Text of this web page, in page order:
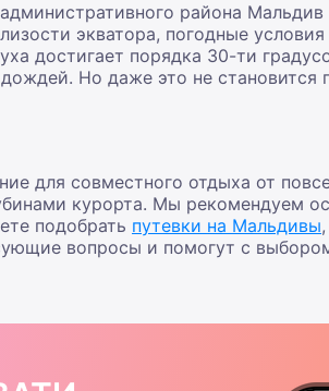
района Мальдив
экватора, погодные
достигает порядка 30-ти
Но даже это не
для совместного отдыха от
курорта. Мы рекомендуем
подобрать путевки на Мальдивы
вопросы и помогут с